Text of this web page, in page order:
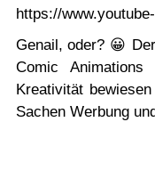
https://
Genail, oder? 😀
Comic
Kreativität
Sachen Werbung